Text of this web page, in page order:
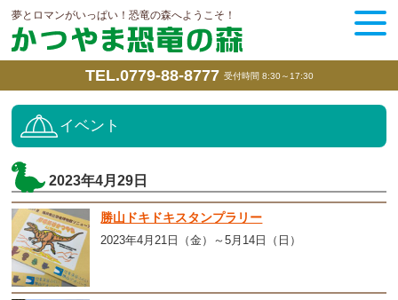
夢とロマンがいっぱい！恐竜の森へようこそ！
TEL.0779-88-8777 受付時間 8:30～17:30
イベント
2023年4月29日
勝山ドキドキスタンプラリー
2023年4月21日（金）～5月14日（日）